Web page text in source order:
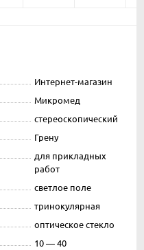
Интернет-магазин
Микромед
стереоскопический
Грену
для прикладных
работ
светлое поле
тринокулярная
оптическое стекло
10 — 40